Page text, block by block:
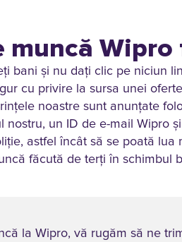
Wipro
bani și nu daţi clic pe niciun
cu privire la sursa unei
noastre sunt anunțate
un ID de e-mail Wipro
astfel încât să se poată lua
făcută de terți în schimbul
la Wipro, vă rugăm să ne